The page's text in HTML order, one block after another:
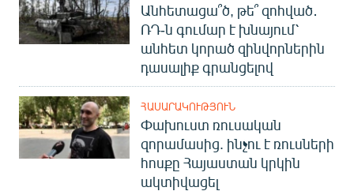
Անհետացա՞ծ, թե՞ զոհված․
ՌԴ-ն գումար է խնայում՝
անհետ կորած զինվորներին
դասալիք գրանցելով
ՀԱՍԱՐԱԿՈՒԹՅՈՒՆ
Փախուստ ռուսական
զորամասից. ինչու է ռուսների
հոսքը Հայաստան կրկին
ակտիվացել